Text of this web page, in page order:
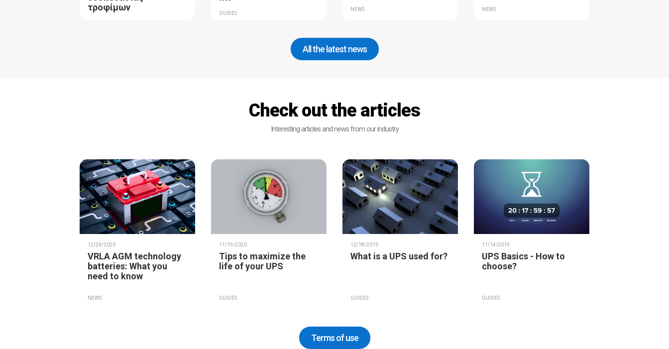
τροφίμων
GUIDES
NEWS NEWS
All the latest news
Check out the articles
Interesting articles and news from our industry
12/24/2020
VRLA AGM technology
batteries: What you
need to know
NEWS
11/19/2020
Tips to maximize the
life of your UPS
GUIDES
12/18/2019
What is a UPS used for?
GUIDES
11/14/2019
UPS Basics - How to
choose?
GUIDES
Terms of use